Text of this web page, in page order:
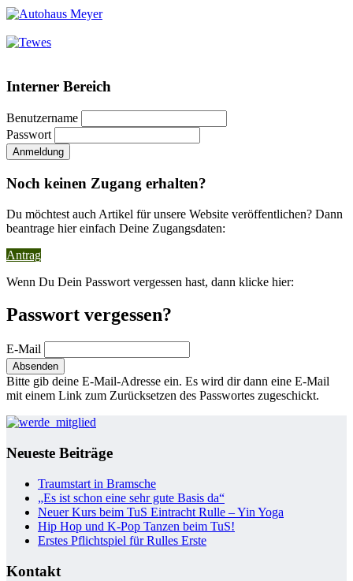
Interner Bereich
Benutzername
Passwort
Noch keinen Zugang erhalten?
Du möchtest auch Artikel für unsere Website veröffentlichen? Dann
beantrage hier einfach Deine Zugangsdaten:
Antrag
Wenn Du Dein Passwort vergessen hast, dann klicke hier:
Passwort vergessen?
E-Mail
Bitte gib deine E-Mail-Adresse ein. Es wird dir dann eine E-Mail
mit einem Link zum Zurücksetzen des Passwortes zugeschickt.
Neueste Beiträge
Traumstart in Bramsche
„Es ist schon eine sehr gute Basis da“
Neuer Kurs beim TuS Eintracht Rulle – Yin Yoga
Hip Hop und K-Pop Tanzen beim TuS!
Erstes Pflichtspiel für Rulles Erste
Kontakt